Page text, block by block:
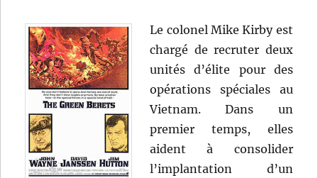
Le colonel Mike Kirby est
chargé de recruter deux
unités d’élite pour des
opérations spéciales au
Vietnam. Dans un
premier temps, elles
aident à consolider
l’implantation d’un